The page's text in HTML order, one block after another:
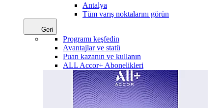
Antalya
Tüm varış noktalarını görün
Geri
Programı keşfedin
Avantajlar ve statü
Puan kazanın ve kullanın
ALL Accor+ Abonelikleri